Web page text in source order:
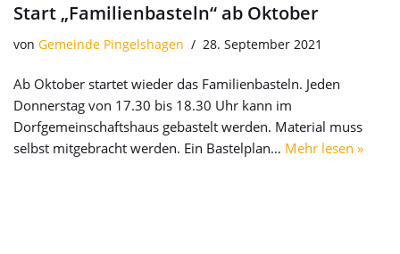
Start „Familienbasteln“ ab Oktober
von Gemeinde Pingelshagen 28. September 2021
Ab Oktober startet wieder das Familienbasteln. Jeden
Donnerstag von 17.30 bis 18.30 Uhr kann im
Dorfgemeinschaftshaus gebastelt werden. Material muss
selbst mitgebracht werden. Ein Bastelplan… Mehr lesen »